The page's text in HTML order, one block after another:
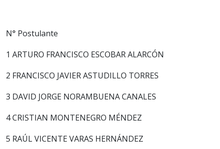
N° Postulante
1 ARTURO FRANCISCO ESCOBAR ALARCÓN
2 FRANCISCO JAVIER ASTUDILLO TORRES
3 DAVID JORGE NORAMBUENA CANALES
4 CRISTIAN MONTENEGRO MÉNDEZ
5 RAÚL VICENTE VARAS HERNÁNDEZ